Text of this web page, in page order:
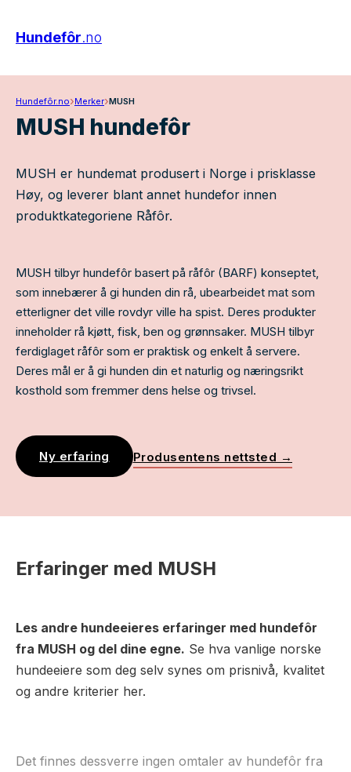
Hundefôr.no
Hundefôr.no›Merker›MUSH
MUSH hundefôr
MUSH er hundemat produsert i Norge i prisklasse
Høy, og leverer blant annet hundefor innen
produktkategoriene Råfôr.
MUSH tilbyr hundefôr basert på råfôr (BARF) konseptet,
som innebærer å gi hunden din rå, ubearbeidet mat som
etterligner det ville rovdyr ville ha spist. Deres produkter
inneholder rå kjøtt, fisk, ben og grønnsaker. MUSH tilbyr
ferdiglaget råfôr som er praktisk og enkelt å servere.
Deres mål er å gi hunden din et naturlig og næringsrikt
kosthold som fremmer dens helse og trivsel.
Ny erfaring Produsentens nettsted →
Erfaringer med MUSH
Les andre hundeeieres erfaringer med hundefôr
fra MUSH og del dine egne. Se hva vanlige norske
hundeeiere som deg selv synes om prisnivå, kvalitet
og andre kriterier her.
Det finnes dessverre ingen omtaler av hundefôr fra